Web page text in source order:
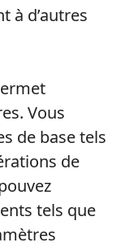
à d’autres
Vous
de base tels
de
tels que